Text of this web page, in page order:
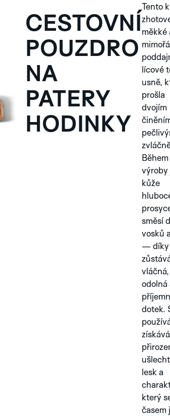
CESTOVNÍ
POUZDRO
NA
PATERY
HODINKY
Tento
měkké
lícové
usně,
prošla
dvojím
Během
výroby
kůže
směsí
vosků
— díky
vláčná,
odolná
dotek.
získává
lesk a
který
časem